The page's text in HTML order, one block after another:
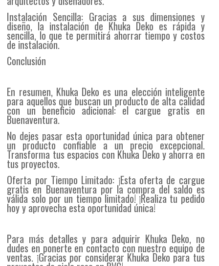
Instalación Sencilla: Gracias a sus dimensiones y
diseño, la instalación de Khuka Deko es rápida y
sencilla, lo que te permitirá ahorrar tiempo y costos
de instalación.
Conclusión
En resumen, Khuka Deko es una elección inteligente
para aquellos que buscan un producto de alta calidad
con un beneficio adicional: el cargue gratis en
Buenaventura.
No dejes pasar esta oportunidad única para obtener
un producto confiable a un precio excepcional.
Transforma tus espacios con Khuka Deko y ahorra en
tus proyectos.
Oferta por Tiempo Limitado: ¡Esta oferta de cargue
gratis en Buenaventura por la compra del saldo es
válida solo por un tiempo limitado! ¡Realiza tu pedido
hoy y aprovecha esta oportunidad única!
Para más detalles y para adquirir Khuka Deko, no
dudes en ponerte en contacto con nuestro equipo de
ventas. ¡Gracias por considerar Khuka Deko para tus